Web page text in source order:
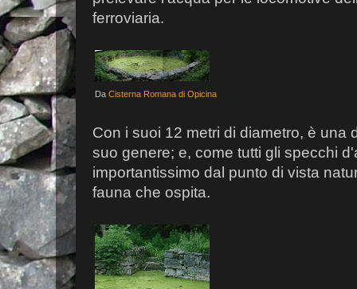
ferroviaria.
Da Cisterna Romana di Opicina
Con i suoi 12 metri di diametro, è una
suo genere; e, come tutti gli specchi
importantissimo dal punto di vista
fauna che ospita.